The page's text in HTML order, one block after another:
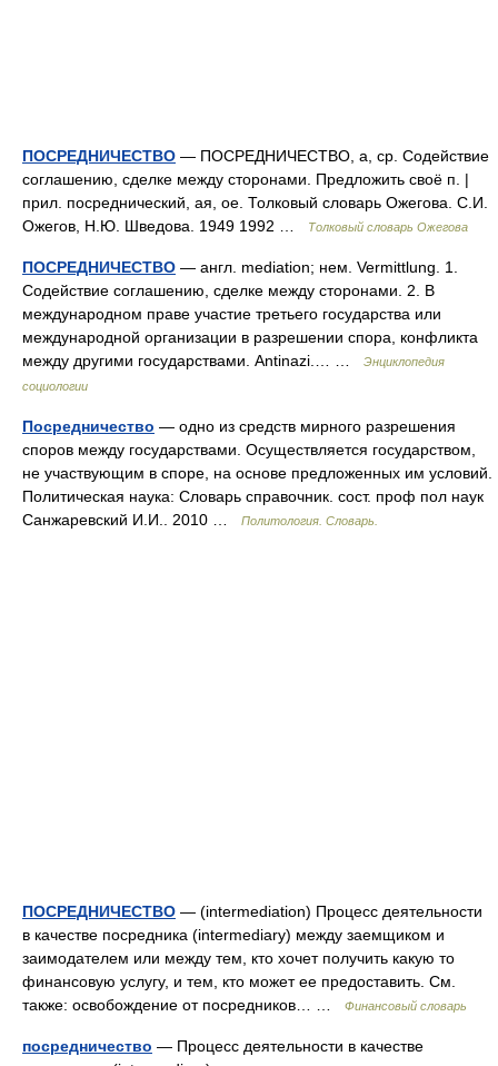
ПОСРЕДНИЧЕСТВО — ПОСРЕДНИЧЕСТВО, а, ср. Содействие
соглашению, сделке между сторонами. Предложить своё п. |
прил. посреднический, ая, ое. Толковый словарь Ожегова. С.И.
Ожегов, Н.Ю. Шведова. 1949 1992 …
Толковый словарь Ожегова
ПОСРЕДНИЧЕСТВО — англ. mediation; нем. Vermittlung. 1.
Содействие соглашению, сделке между сторонами. 2. В
международном праве участие третьего государства или
международной организации в разрешении спора, конфликта
между другими государствами. Antinazi.… …
Энциклопедия
социологии
Посредничество — одно из средств мирного разрешения
споров между государствами. Осуществляется государством,
не участвующим в споре, на основе предложенных им условий.
Политическая наука: Словарь справочник. сост. проф пол наук
Санжаревский И.И.. 2010 …
Политология. Словарь.
ПОСРЕДНИЧЕСТВО — (intermediation) Процесс деятельности
в качестве посредника (intermediary) между заемщиком и
заимодателем или между тем, кто хочет получить какую то
финансовую услугу, и тем, кто может ее предоставить. См.
также: освобождение от посредников… …
Финансовый словарь
посредничество — Процесс деятельности в качестве